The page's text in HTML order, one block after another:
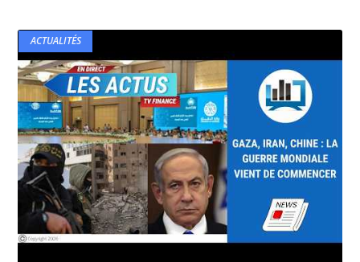
ACTUALITÉS